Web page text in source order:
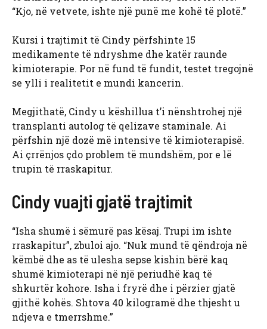
“Kjo, në vetvete, ishte një punë me kohë të plotë.”
Kursi i trajtimit të Cindy përfshinte 15
medikamente të ndryshme dhe katër raunde
kimioterapie. Por në fund të fundit, testet tregojnë
se ylli i realitetit e mundi kancerin.
Megjithatë, Cindy u këshillua t’i nënshtrohej një
transplanti autolog të qelizave staminale. Ai
përfshin një dozë më intensive të kimioterapisë.
Ai çrrënjos çdo problem të mundshëm, por e lë
trupin të rraskapitur.
Cindy vuajti gjatë trajtimit
“Isha shumë i sëmurë pas kësaj. Trupi im ishte
rraskapitur”, zbuloi ajo. “Nuk mund të qëndroja në
këmbë dhe as të ulesha sepse kishin bërë kaq
shumë kimioterapi në një periudhë kaq të
shkurtër kohore. Isha i fryrë dhe i përzier gjatë
gjithë kohës. Shtova 40 kilogramë dhe thjesht u
ndjeva e tmerrshme.”